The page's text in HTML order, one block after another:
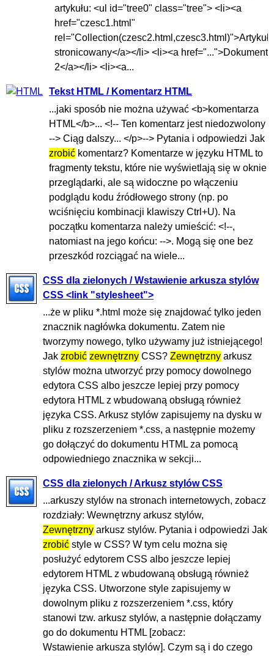
artykułu: <ul id="tree0" class="tree"> <li><a
href="czesc1.html"
rel="Collection(czesc2.html,czesc3.html)">Artykuł
stronicowany</a></li> <li><a href="...">Dokument
2</a></li> <li><a...
Tekst HTML / Komentarz HTML
...jaki sposób nie można używać <b>komentarza
HTML</b>... <!-- Ten komentarz jest niedozwolony
--> Ciąg dalszy... </p>--> Pytania i odpowiedzi Jak
zrobić komentarz? Komentarze w języku HTML to
fragmenty tekstu, które nie wyświetlają się w oknie
przeglądarki, ale są widoczne po włączeniu
podglądu kodu źródłowego strony (np. po
wciśnięciu kombinacji klawiszy Ctrl+U). Na
początku komentarza należy umieścić: <!--,
natomiast na jego końcu: -->. Mogą się one bez
przeszkód rozciągać na wiele...
CSS dla zielonych / Wstawienie arkusza stylów
CSS <link "stylesheet">
...że w pliku *.html może się znajdować tylko jeden
znacznik nagłówka dokumentu. Zatem nie
tworzymy nowego, tylko używamy już istniejącego!
Jak zrobić zewnętrzny CSS? Zewnętrzny arkusz
stylów można utworzyć przy pomocy dowolnego
edytora CSS albo jeszcze lepiej przy pomocy
edytora HTML z wbudowaną obsługą również
języka CSS. Arkusz stylów zapisujemy na dysku w
pliku z rozszerzeniem *.css, a następnie możemy
go dołączyć do dokumentu HTML za pomocą
odpowiedniego znacznika w sekcji...
CSS dla zielonych / Arkusz stylów CSS
...arkuszy stylów na stronach internetowych, zobacz
rozdziały: Wewnętrzny arkusz stylów,
Zewnętrzny arkusz stylów. Pytania i odpowiedzi Jak
zrobić style w CSS? W tym celu można się
posłużyć edytorem CSS albo jeszcze lepiej
edytorem HTML z wbudowaną obsługą również
języka CSS. Utworzone style zapisujemy w
dowolnym pliku z rozszerzeniem *.css, który
stanowi tzw. arkusz stylów, a następnie dołączamy
go do dokumentu HTML [zobacz:
Wstawienie arkusza stylów]. Czym są i do czego